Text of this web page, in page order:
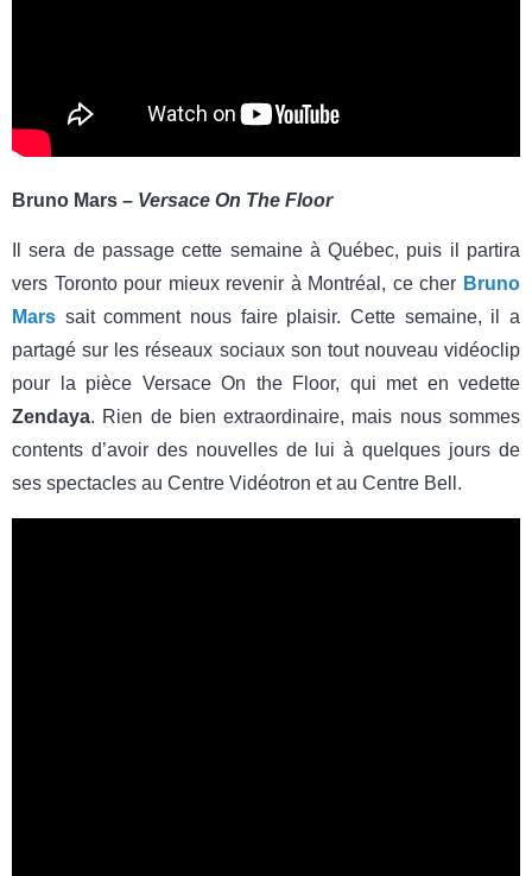
Bruno Mars – Versace On The Floor
Il sera de passage cette semaine à Québec, puis il partira
vers Toronto pour mieux revenir à Montréal, ce cher Bruno
Mars sait comment nous faire plaisir. Cette semaine, il a
partagé sur les réseaux sociaux son tout nouveau vidéoclip
pour la pièce Versace On the Floor, qui met en vedette
Zendaya. Rien de bien extraordinaire, mais nous sommes
contents d’avoir des nouvelles de lui à quelques jours de
ses spectacles au Centre Vidéotron et au Centre Bell.